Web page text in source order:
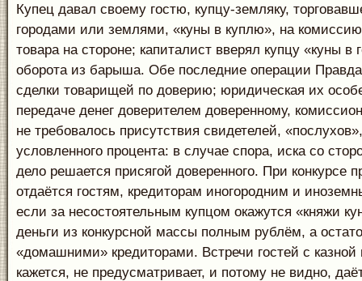
Купец давал своему гостю, купцу-земляку,
городами или землями, «куны в куплю», на
товара на стороне; капиталист вверял купцу «куны в
оборота из барыша. Обе последние операции Правда
сделки товарищей по доверию; юридическая их
передаче денег доверителем доверенному,
не требовалось присутствия свидетелей,
условленного процента: в случае спора, иска со
дело решается присягой доверенного. При конкурсе
отдаётся гостям, кредиторам иногородним и
если за несостоятельным купцом окажутся «княжи
деньги из конкурсной массы полным рублём, а
«домашними» кредиторами. Встречи гостей с казной
кажется, не предусматривает, и потому не видно,